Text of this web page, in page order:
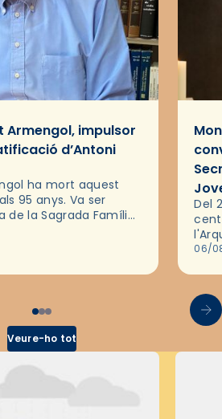
Armengol, impulsor
d’Antoni
ha mort aquest
95 anys. Va ser
de la Sagrada Família
Del
les
06/
Veure-ho tot